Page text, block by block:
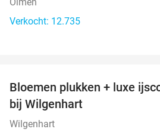
Verkocht: 12.735
Bloemen plukken + luxe
bij Wilgenhart
Wilgenhart